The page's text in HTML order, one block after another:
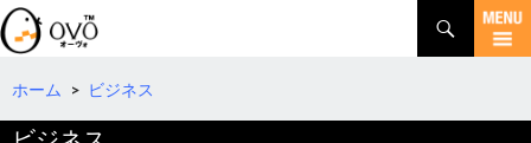
検
索
コ
テホーム > ビジネス